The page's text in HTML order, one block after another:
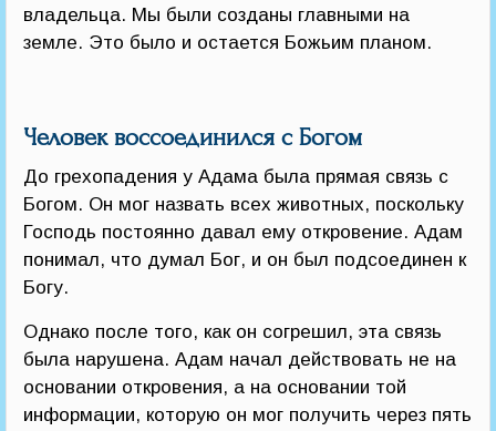
владельца. Мы были созданы главными на
земле. Это было и остается Божьим планом.
Человек воссоединился с Богом
До грехопадения у Адама была прямая связь с
Богом. Он мог назвать всех животных, поскольку
Господь постоянно давал ему откровение. Адам
понимал, что думал Бог, и он был подсоединен к
Богу.
Однако после того, как он согрешил, эта связь
была нарушена. Адам начал действовать не на
основании откровения, а на основании той
информации, которую он мог получить через пять